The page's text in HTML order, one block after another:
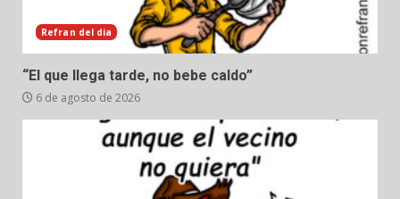
Refran del dia
“El que llega tarde, no bebe caldo”
6 de agosto de 2026